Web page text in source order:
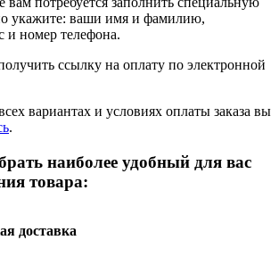
укажите: ваши имя и фамилию,
и номер телефона.
ссылку на оплату по электронной
вариантах и условиях оплаты заказа вы
.
наиболее удобный для вас
товара:
доставка